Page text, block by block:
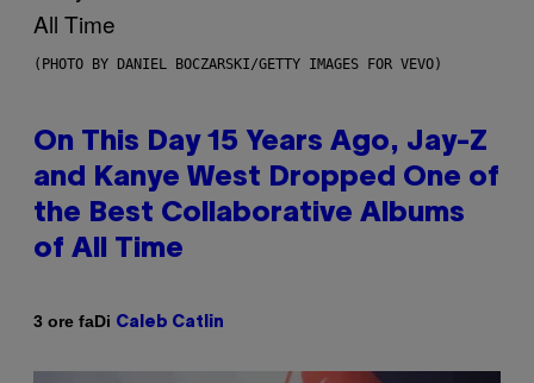
(PHOTO BY DANIEL BOCZARSKI/GETTY IMAGES FOR VEVO)
On This Day 15 Years Ago, Jay-Z
and Kanye West Dropped One of
the Best Collaborative Albums
of All Time
3 ore faDi Caleb Catlin